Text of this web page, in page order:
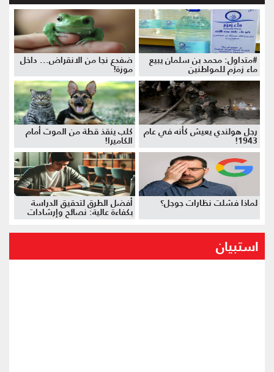
#متداول: محمد بن سلمان يبيع
ماء زمزم للمواطنين
ضفدع نجا من الانقراض... داخل
موزة!
رجل هولندي يعيش كأنه في عام
1943!
كلب ينقذ قطة من الموت أمام
الكاميرا!
لماذا فشلت نظارات جوجل؟ أفضل الطرق لتحقيق الدراسة
بكفاءة عالية: نصائح وإرشادات
استبيان